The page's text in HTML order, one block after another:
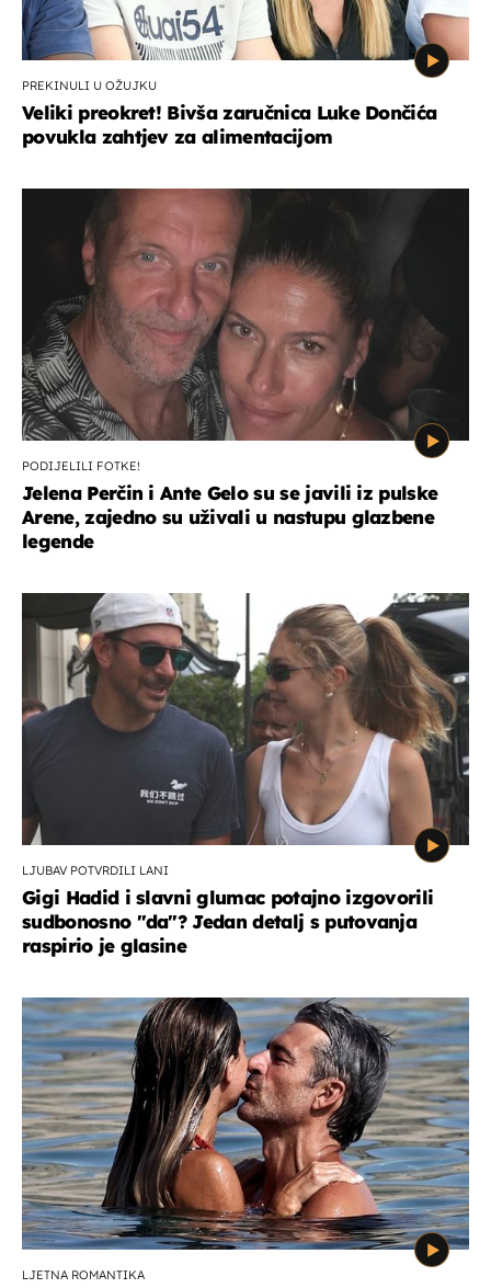
PREKINULI U OŽUJKU
Veliki preokret! Bivša zaručnica Luke Dončića
povukla zahtjev za alimentacijom
PODIJELILI FOTKE!
Jelena Perčin i Ante Gelo su se javili iz pulske
Arene, zajedno su uživali u nastupu glazbene
legende
LJUBAV POTVRDILI LANI
Gigi Hadid i slavni glumac potajno izgovorili
sudbonosno "da"? Jedan detalj s putovanja
raspirio je glasine
LJETNA ROMANTIKA